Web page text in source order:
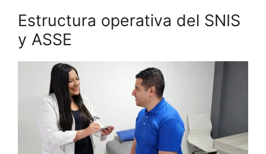
Estructura operativa del SNIS
y ASSE